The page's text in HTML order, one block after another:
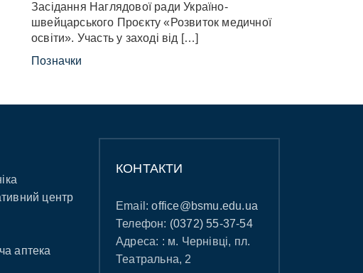
Засідання Наглядової ради Україно-
швейцарського Проєкту «Розвиток медичної
освіти». Участь у заході від […]
Позначки
центр
аптека
КОНТАКТИ
Email:office@bsmu.edu.ua
Телефон: (0372) 55-37-54
Адреса: : м. Чернівці, пл.
Театральна, 2